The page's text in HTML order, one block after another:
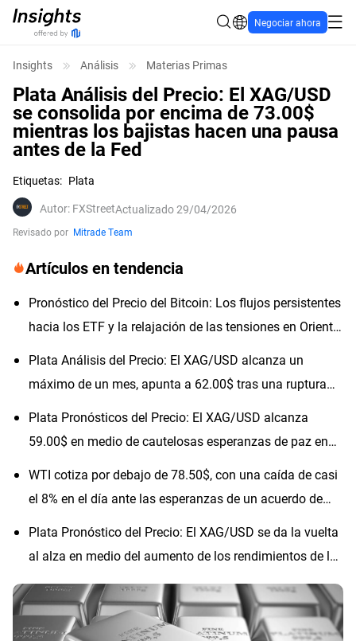
Negociar ahora
Insights Análisis Materias Primas
Plata Análisis del Precio: El XAG/USD
se consolida por encima de 73.00$
mientras los bajistas hacen una pausa
antes de la Fed
Etiquetas: Plata
Autor: FXStreetActualizado 29/04/2026
Revisado por Mitrade Team
Artículos en tendencia
Pronóstico del Precio del Bitcoin: Los flujos persistentes
hacia los ETF y la relajación de las tensiones en Oriente
Plata Análisis del Precio: El XAG/USD alcanza un
máximo de un mes, apunta a 62.00$ tras una ruptura
Plata Pronósticos del Precio: El XAG/USD alcanza
59.00$ en medio de cautelosas esperanzas de paz en
WTI cotiza por debajo de 78.50$, con una caída de casi
el 8% en el día ante las esperanzas de un acuerdo de
Plata Pronóstico del Precio: El XAG/USD se da la vuelta
al alza en medio del aumento de los rendimientos de los